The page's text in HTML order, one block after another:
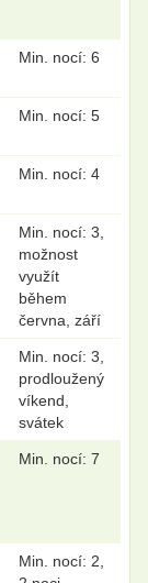
Min. nocí: 6
Min. nocí: 5
Min. nocí: 4
Min. nocí: 3,
možnost
využít
během
června, září
Min. nocí: 3,
prodloužený
víkend,
svátek
Min. nocí: 7
Min. nocí: 2,